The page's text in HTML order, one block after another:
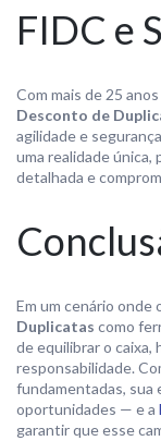
FIDC e
Com mais de 25
Desconto de
agilidade e
uma realidade única,
detalhada e
Em um cenário onde
Duplicatas como
de equilibrar o caixa,
responsabilidade.
fundamentadas, sua
oportunidades — e a
garantir que esse